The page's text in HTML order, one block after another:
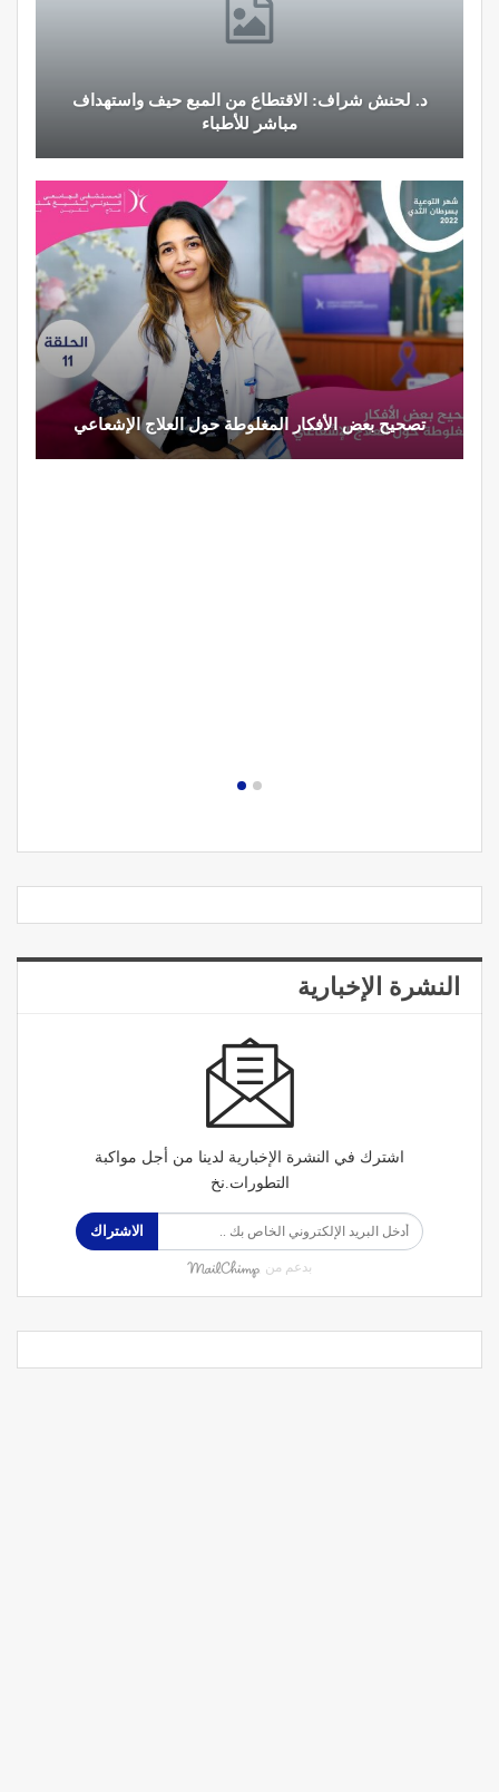
د. لحنش شراف: الاقتطاع من المبع حيف واستهداف
مباشر للأطباء
تصحيح بعض الأفكار المغلوطة حول العلاج الإشعاعي
النشرة الإخبارية
اشترك في النشرة الإخبارية لدينا من أجل مواكبة
التطورات.نخ
الاشتراك
بدعم من